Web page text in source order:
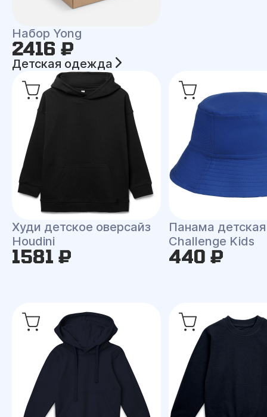
Набор Yong
2416 ₽
Детская одежда
Худи детское оверсайз
Houdini
1581 ₽
Панама детская
Challenge Kids
440 ₽